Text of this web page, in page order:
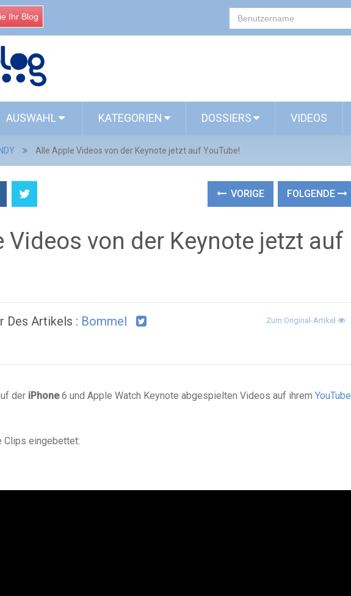
Ihr Blog
AUSWAHL KATEGORIEN DOSSIERS VIDEOS
Alle Apple Videos von der Keynote jetzt auf YouTube!
VORIGE FOLGENDE
Videos von der Keynote jetzt auf
Des Artikels : Bommel Zum Original-Artikel
der iPhone6 und Apple Watch Keynote abgespielten Videos auf ihrem YouTube
Clips eingebettet: